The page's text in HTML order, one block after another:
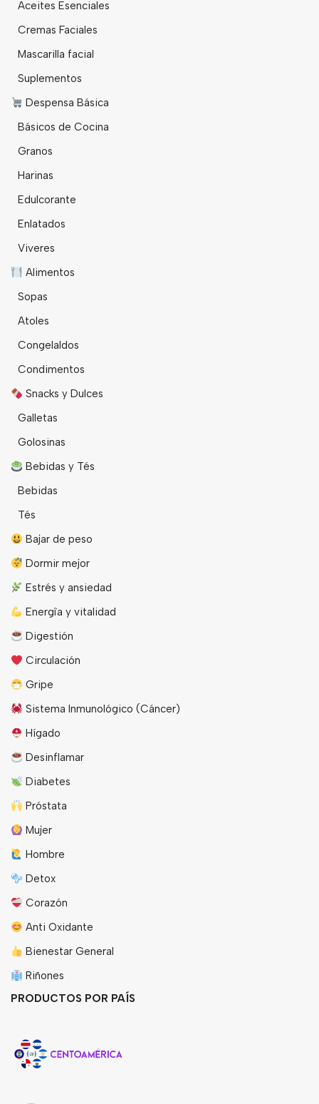
Aceites Esenciales
Cremas Faciales
Mascarilla facial
Suplementos
Despensa Básica
Básicos de Cocina
Granos
Harinas
Edulcorante
Enlatados
Viveres
Alimentos
Sopas
Atoles
Congelaldos
Condimentos
Snacks y Dulces
Galletas
Golosinas
Bebidas y Tés
Bebidas
Tés
Bajar de peso
Dormir mejor
Estrés y ansiedad
Energîa y vitalidad
Digestión
Circulación
Gripe
Sistema Inmunológico (Cáncer)
Hígado
Desinflamar
Diabetes
Próstata
Mujer
Hombre
Detox
Corazón
Anti Oxidante
Bienestar General
Riñones
PRODUCTOS POR PAÍS